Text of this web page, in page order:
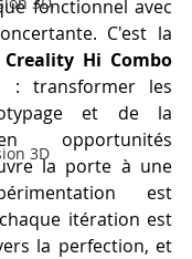
3D
fonctionnel avec
C'est la
Creality Hi Combo
: transformer les
et de la
opportunités
la porte à une
est
itération est
la perfection, et